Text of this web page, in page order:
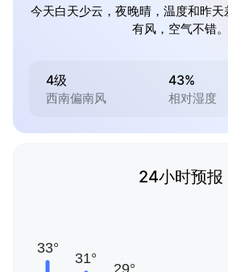
今天白天少云，夜晚晴，温度和昨天
有风，空气不错。
4级
西南偏南风
43%
相对湿度
24小时预报